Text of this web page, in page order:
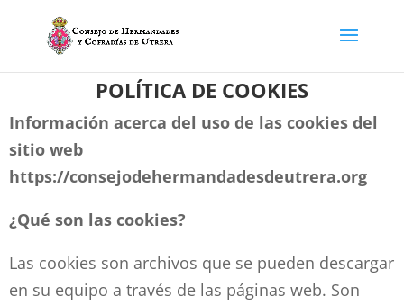
POLÍTICA DE COOKIES
Información acerca del uso de las cookies del
sitio web
https://consejodehermandadesdeutrera.org
¿Qué son las cookies?
Las cookies son archivos que se pueden descargar
en su equipo a través de las páginas web. Son